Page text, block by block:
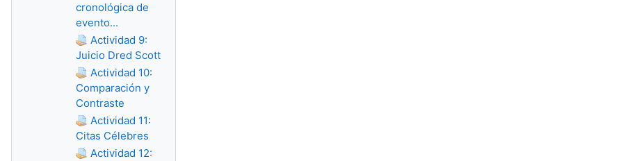
cronológica de
evento...
Actividad 9:
Juicio Dred Scott
Actividad 10:
Comparación y
Contraste
Actividad 11:
Citas Célebres
Actividad 12: